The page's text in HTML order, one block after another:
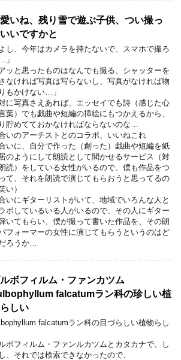
いね、残り雪で遊ぶ子供、つい撮っ
いですかと
よし、今年はカメラを持たないで、スマホで撮ろ
」
アッと思ったものはなんでも撮る、シャッターを
なければ写真は写らないし、写真がなければ物
もかけない…」
に写真さえあれば、エッセイでも詩（感じた心
葉）でも戯曲や短編の挿絵にもつかえるから、
貯めてておかなければならないのな…
いのアーチストとのコラボ、いいねこれ
いに、自分で作った（創った）戯曲や短編を紙
のようにして朗読として聞かせるサービス（対
読）をしている女性がいるので、僕も作品をつ
て、それを朗読で演じてもらおうと思ってるの
い）
いにギターリストがいて、地域でいろんな人と
ボしているいる人がいるので、その人にギター
いてもらい、僕が撮って書いた作品を、その朗
フォーマーの女性に演じてもらうというのはど
ろうか…
ボフィルム・ファンカツム
falcatumラン科の珍しい植
しい
falcatumラン科の目づらしい植物らし
ボフィルム・ファンルカツムとカタカナで、し
、それでは検索できなかったので、